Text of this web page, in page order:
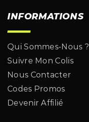
INFORMATIONS
Qui Sommes-Nous ?
Suivre Mon Colis
Nous Contacter
Codes Promos
Devenir Affilié